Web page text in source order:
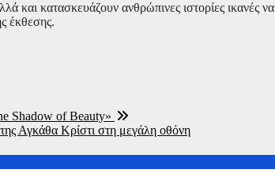
κατασκευάζουν ανθρώπινες ιστορίες ικανές να
έκθεσης.
Shadow of Beauty»
Αγκάθα Κρίστι στη μεγάλη οθόνη